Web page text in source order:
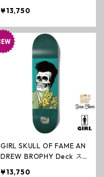
ケートボード ショーン・
クライヴァー
¥13,750
GIRL SKULL OF FAME AN
DREW BROPHY Deck ス
¥13,750